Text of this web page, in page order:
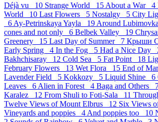
Déjà vu 10 Strange World 15 About a War 4
World 10 Last Flowers 5 Nostalgy 5 City
6 Ay-Petrinskaya Yayla 19 Around
cones and not only 6 Belbek Valley 19
Greenery 15 Last Day of Summer 7 Крыши
Early Spring 4 In the Fog 5 Had a Nice Day
Bakhchisaray 12 Cold Sea 5 Fat Point 18
February Flowers 13 Wet Flora 15 End of
Lavender Field 5 Kokkozy 5 Liquid Shine 6
Leaves 6 Alien in Forest 4 Baga and Others
Karalez 12 From Shuli to Foti-Sala 11
Twelve Views of Mount Elbrus 12 Six Views
Vineyards and poppies 4 And poppies too 10